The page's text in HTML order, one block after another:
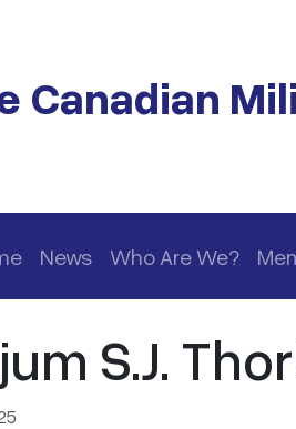
Canadian
News Who Are We?
S.J.